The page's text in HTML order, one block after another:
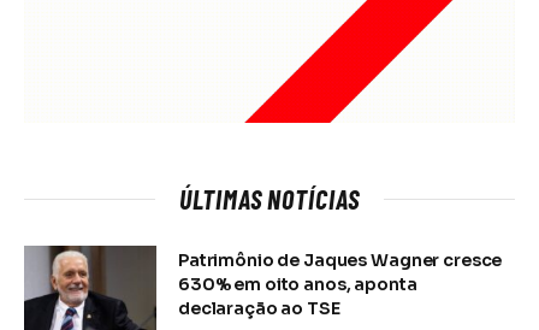
ÚLTIMAS NOTÍCIAS
Patrimônio de Jaques Wagner cresce
630% em oito anos, aponta
declaração ao TSE